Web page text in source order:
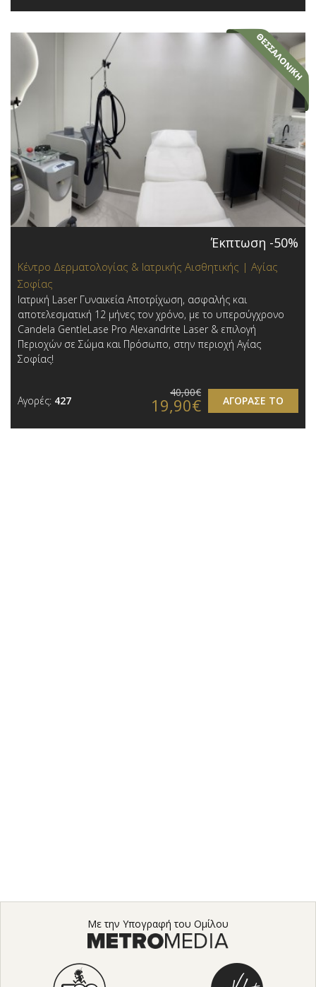
Έκπτωση -50%
Κέντρο Δερματολογίας & Ιατρικής Αισθητικής | Αγίας
Σοφίας
Ιατρική Laser Γυναικεία Αποτρίχωση, ασφαλής και
αποτελεσματική 12 μήνες τον χρόνο, με το υπερσύγχρονο
Candela GentleLase Pro Alexandrite Laser & επιλογή
Περιοχών σε Σώμα και Πρόσωπο, στην περιοχή Αγίας
Σοφίας !
Αγορές: 427 ΑΓΟΡΑΣΕ ΤΟ
40,00€
19,90€
Με την Υπογραφή του Ομίλου